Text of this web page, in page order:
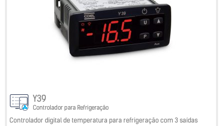
Y39
Controlador para Refrigeração
Controlador digital de temperatura para refrigeração com 3 saídas